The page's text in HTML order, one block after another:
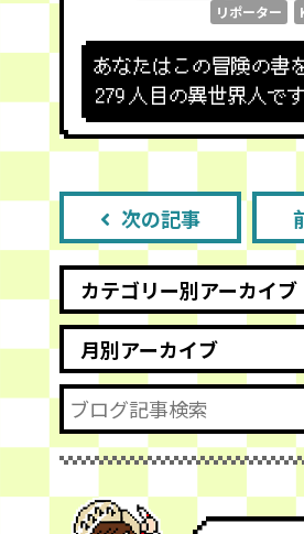
リポーター
あなたはこの冒険の書
279 人目の異世界人です
次の記事